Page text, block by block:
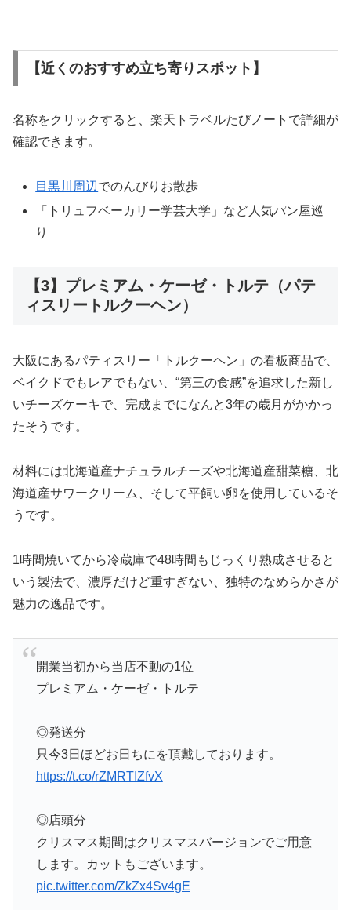
【近くのおすすめ立ち寄りスポット】
名称をクリックすると、楽天トラベルたびノートで詳細が
確認できます。
目黒川周辺 でのんびりお散歩
「トリュフベーカリー学芸大学」など人気パン屋巡
り
【3】プレミアム・ケーゼ・トルテ（パテ
ィスリートルクーヘン）
大阪にあるパティスリー「トルクーヘン」の看板商品で、
ベイクドでもレアでもない、“第三の食感”を追求した新し
いチーズケーキで、完成までになんと3年の歳月がかかっ
たそうです。
材料には北海道産ナチュラルチーズや北海道産甜菜糖、北
海道産サワークリーム、そして平飼い卵を使用しているそ
うです。
1時間焼いてから冷蔵庫で48時間もじっくり熟成させると
いう製法で、濃厚だけど重すぎない、独特のなめらかさが
魅力の逸品です。
開業当初から当店不動の1位
プレミアム・ケーゼ・トルテ
◎発送分
只今3日ほどお日ちにを頂戴しております。
https://t.co/rZMRTIZfvX
◎店頭分
クリスマス期間はクリスマスバージョンでご用意
します。カットもございます。
pic.twitter.com/ZkZx4Sv4gE